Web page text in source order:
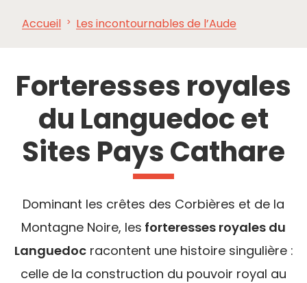
Accueil Les incontournables de l’Aude
Forteresses royales
du Languedoc et
Sites Pays Cathare
Dominant les crêtes des Corbières et de la
Montagne Noire, les forteresses royales du
Languedocracontent une histoire singulière :
celle de la construction du pouvoir royal au